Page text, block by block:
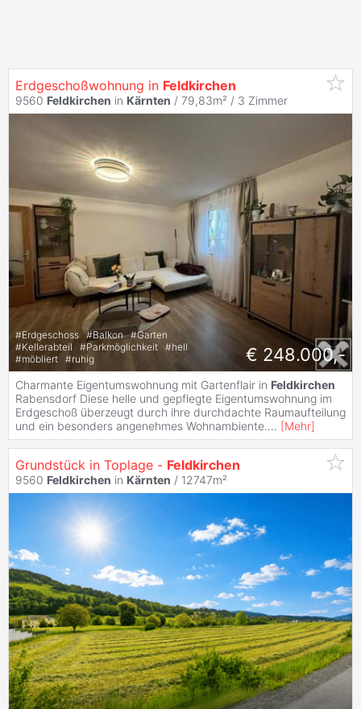
Erdgeschoßwohnung in Feldkirchen
9560 Feldkirchen in Kärnten / 79,83m² / 3 Zimmer
#Erdgeschoss #Balkon #Garten
#Kellerabteil #Parkmöglichkeit #hell
#möbliert #ruhig € 248.000,-
Charmante Eigentumswohnung mit Gartenflair in Feldkirchen
Rabensdorf Diese helle und gepflegte Eigentumswohnung im
Erdgeschoß überzeugt durch ihre durchdachte Raumaufteilung
und ein besonders angenehmes Wohnambiente.... [Mehr]
Grundstück in Toplage - Feldkirchen
9560 Feldkirchen in Kärnten / 12747m²